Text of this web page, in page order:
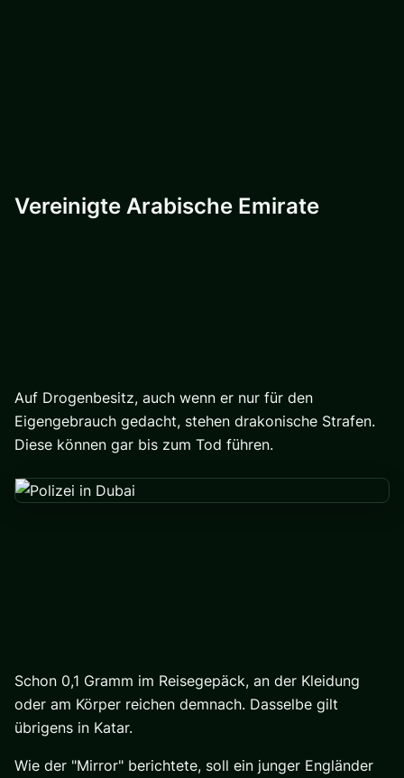
Vereinigte Arabische Emirate
Auf Drogenbesitz, auch wenn er nur für den
Eigengebrauch gedacht, stehen drakonische Strafen.
Diese können gar bis zum Tod führen.
Schon 0,1 Gramm im Reisegepäck, an der Kleidung
oder am Körper reichen demnach. Dasselbe gilt
übrigens in Katar.
Wie der "Mirror" berichtete, soll ein junger Engländer